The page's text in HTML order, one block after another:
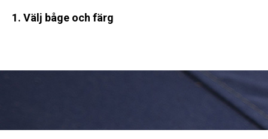
1. Välj båge och färg